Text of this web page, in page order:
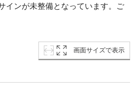
インが未整備となっています。ご
画面サイズで表示